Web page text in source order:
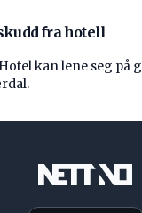
fra hotell
kan lene seg på